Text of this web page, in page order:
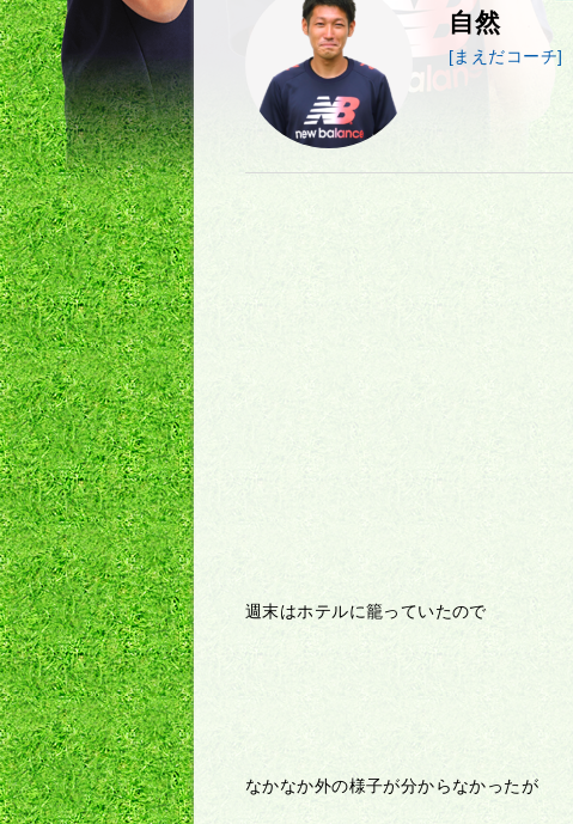
自然
[まえだコーチ]
週末はホテルに籠っていたので
なかなか外の様子が分からなかったが